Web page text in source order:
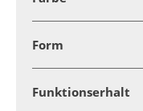
Form
Funktionserhalt